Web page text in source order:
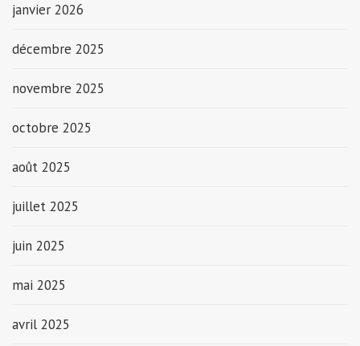
janvier 2026
décembre 2025
novembre 2025
octobre 2025
août 2025
juillet 2025
juin 2025
mai 2025
avril 2025